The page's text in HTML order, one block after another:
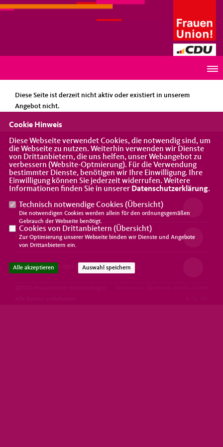
Diese Seite ist derzeit nicht aktiv oder existiert in unserem
Angebot nicht.
Eine Vereinigung der CDU
IMPRESSUM DATENSCHUTZ KONTAKT
Frauenunion Südbaden
Frauen Union Baden-Württemberg
Frauen Union der CDU Deutschlands
Cookie Hinweis
Diese Webseite verwendet Cookies, die notwendig sind, um
die Webseite zu nutzen. Weiterhin verwenden wir Dienste
von Drittanbietern, die uns helfen, unser Webangebot zu
verbessern (Website-Optmierung). Für die Verwendung
bestimmter Dienste, benötigen wir Ihre Einwilligung. Ihre
Einwilligung können Sie jederzeit widerrufen. Weitere
Informationen finden Sie in unserer Datenschutzerklärung.
Technisch notwendige Cookies (Übersicht)
Die notwendigen Cookies werden allein für den ordnungsgemäßen
Gebrauch der Webseite benötigt.
Cookies von Drittanbietern (Übersicht)
Zur Optimierung unserer Webseite binden wir Dienste und Angebote
von Drittanbietern ein.
Alle akzeptieren Auswahl speichern